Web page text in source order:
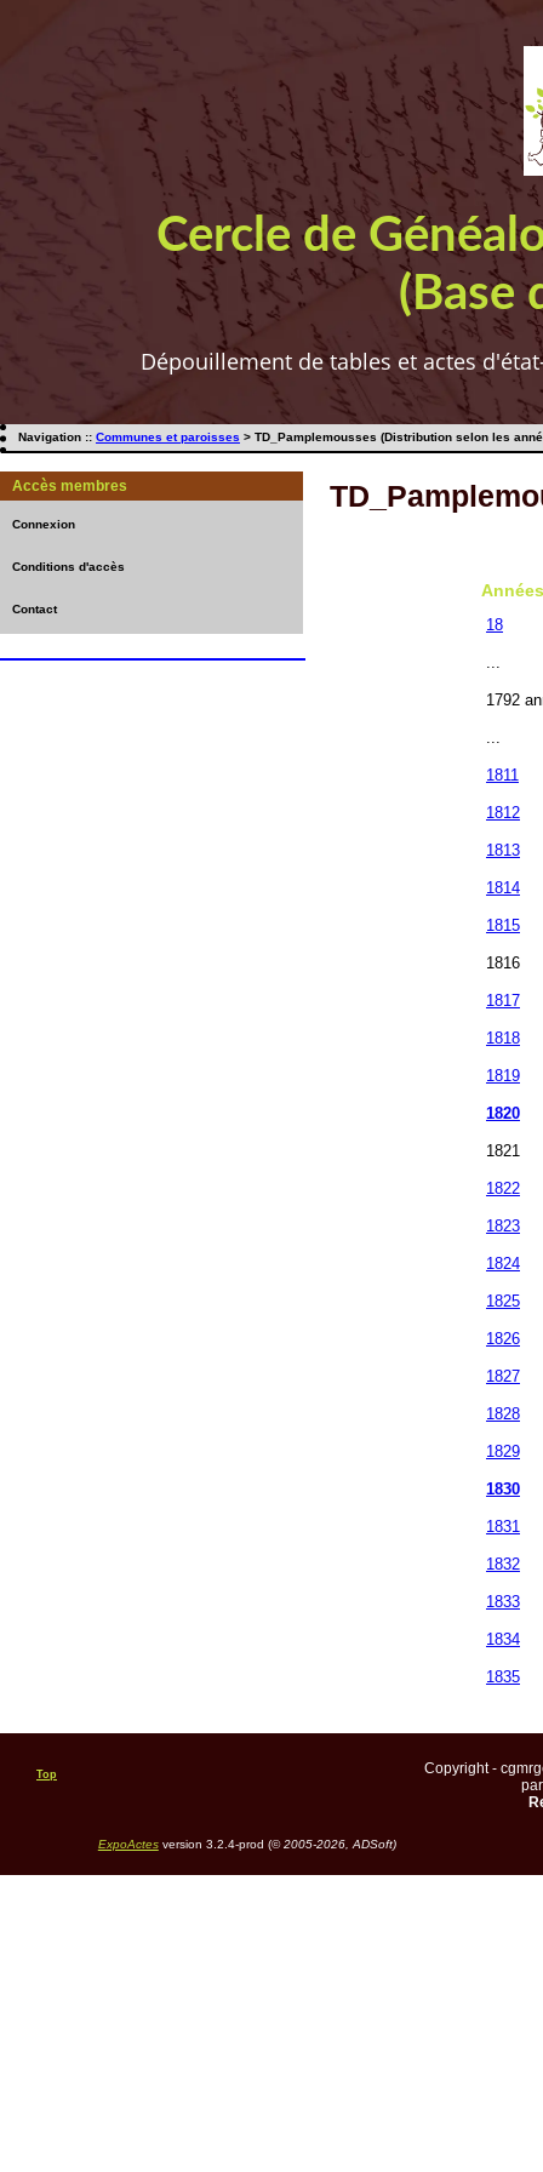
Cercle de
(Base
Dépouillement de tables et actes
Navigation :: Communes et paroisses > TD_Pamplemousses (Distribution selon les
Accès membres
Connexion
Conditions d'accès
Contact
Années
18
1792
1811
1812
1813
1814
1815
1816
1817
1818
1819
1820
1821
1822
1823
1824
1825
1826
1827
1828
1829
1830
1831
1832
1833
1834
1835
Top
Copyright -
ExpoActesversion 3.2.4-prod (©2005-2026, ADSoft)